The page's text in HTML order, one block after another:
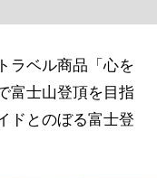
ラベル商品「心を
富士山登頂を目指
ドとのぼる富士登